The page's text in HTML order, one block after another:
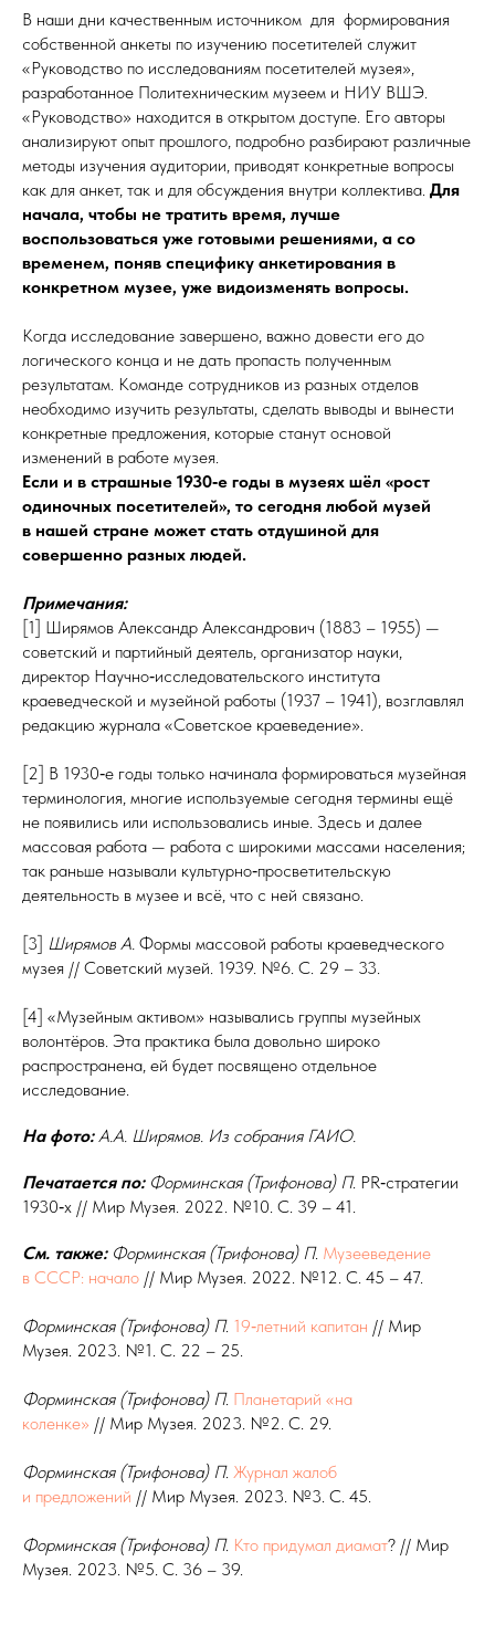
В наши дни качественным источником для формирования
соб­ствен­ной анкеты по изучению посетителей служит
«Руководство по исследованиям посетителей музея»,
разработанное Политехническим музеем и НИУ ВШЭ.
«Руководство» находится в открытом доступе. Его авторы
анализируют опыт прошлого, подробно разбирают различные
методы изучения аудитории, приводят конкретные вопросы
как для анкет, так и для обсуждения внутри коллектива. Для
начала, чтобы не тратить время, лучше
воспользоваться уже готовыми решениями, а со
временем, поняв специфику анкетирования в
конкретном музее, уже видоизменять вопросы.
Когда исследование завершено, важно довести его до
логического конца и не дать пропасть полученным
результатам. Команде сотрудников из разных отделов
необходимо изучить результаты, сделать выводы и вынести
конкретные предложения, которые станут основой
изменений в работе музея.
Если и в страшные 1930‑е годы в музеях шёл «рост
одиночных посетителей», то сегодня любой музей
в нашей стране может стать отдушиной для
совершенно разных людей.
Примечания:
[1] Ширямов Александр Александрович (1883 – 1955) —
советский и партийный деятель, организатор науки,
директор Научно‑исследовательского института
краеведческой и музейной работы (1937 – 1941), возглавлял
редакцию журнала «Советское краеведение».
[2] В 1930‑е годы только начинала формироваться музейная
терминология, многие используемые сегодня термины ещё
не появились или использовались иные. Здесь и далее
массовая работа — работа с широкими массами населения;
так раньше называли культурно‑просветительскую
деятельность в музее и всё, что с ней связано.
[3] Ширямов А. Формы массовой работы краеведческого
музея // Советский музей. 1939. №6. С. 29 – 33.
[4] «Музейным активом» назывались группы музейных
волонтёров. Эта практика была довольно широко
распространена, ей будет посвящено отдельное
исследование.
На фото:А.А. Ширямов. Из собрания ГАИО.
Печатается по: Форминская (Трифонова) П. PR‑стратегии
1930‑х // Мир Музея. 2022. №10. С. 39 – 41.
См. также: Форминская (Трифонова) П. Музееведение
в СССР: начало // Мир Музея. 2022. №12. С. 45 – 47.
Форминская (Трифонова) П. 19‑летний капитан // Мир
Музея. 2023. №1. С. 22 – 25.
Форминская (Трифонова) П. Планетарий «на
коленке» // Мир Музея. 2023. №2. С. 29.
Форминская (Трифонова) П. Журнал жалоб
и предложений // Мир Музея. 2023. №3. С. 45.
Форминская (Трифонова) П. Кто придумал диамат? // Мир
Музея. 2023. №5. С. 36 – 39.